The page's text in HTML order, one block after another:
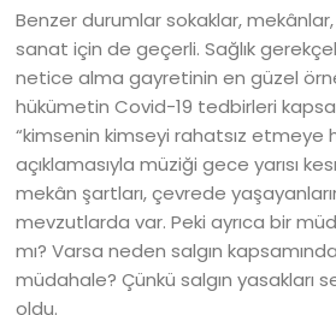
Benzer durumlar sokaklar,
sanat için de geçerli. Sağlık
netice alma gayretinin en güzel
hükümetin Covid-19 tedbirleri
“kimsenin kimseyi rahatsız etmeye
açıklamasıyla müziği gece yarısı
mekân şartları, çevrede
mevzutlarda var. Peki ayrıca bir
mı? Varsa neden salgın
müdahale? Çünkü salgın yasakları
oldu.